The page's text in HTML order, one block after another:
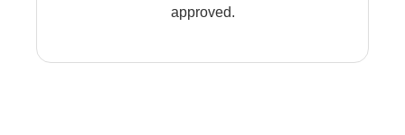
approved.